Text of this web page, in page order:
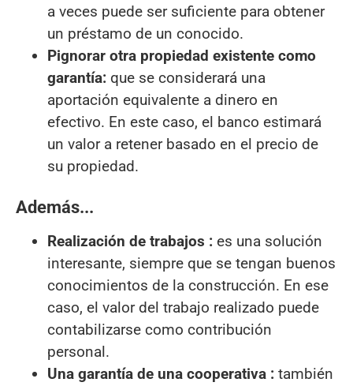
a veces puede ser suficiente para obtener
un préstamo de un conocido.
Pignorar otra propiedad existente como
garantía: que se considerará una
aportación equivalente a dinero en
efectivo. En este caso, el banco estimará
un valor a retener basado en el precio de
su propiedad.
Además...
Realización de trabajos : es una solución
interesante, siempre que se tengan buenos
conocimientos de la construcción. En ese
caso, el valor del trabajo realizado puede
contabilizarse como contribución
personal.
Una garantía de una cooperativa : también